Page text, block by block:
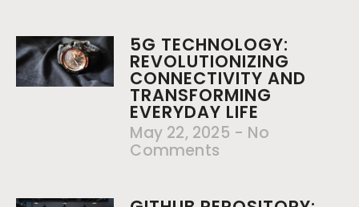
5G TECHNOLOGY:
REVOLUTIONIZING
CONNECTIVITY AND
TRANSFORMING
EVERYDAY LIFE
May 22, 2025
No
Comments